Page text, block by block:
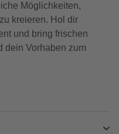
Möglichkeiten,
kreieren. Hol dir
und bring frischen
dein Vorhaben zum